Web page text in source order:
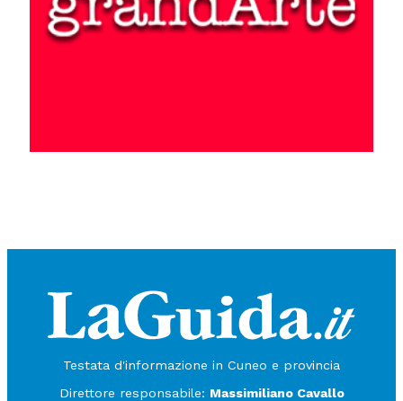
Testata d'informazione in Cuneo e provincia
Direttore responsabile: Massimiliano Cavallo